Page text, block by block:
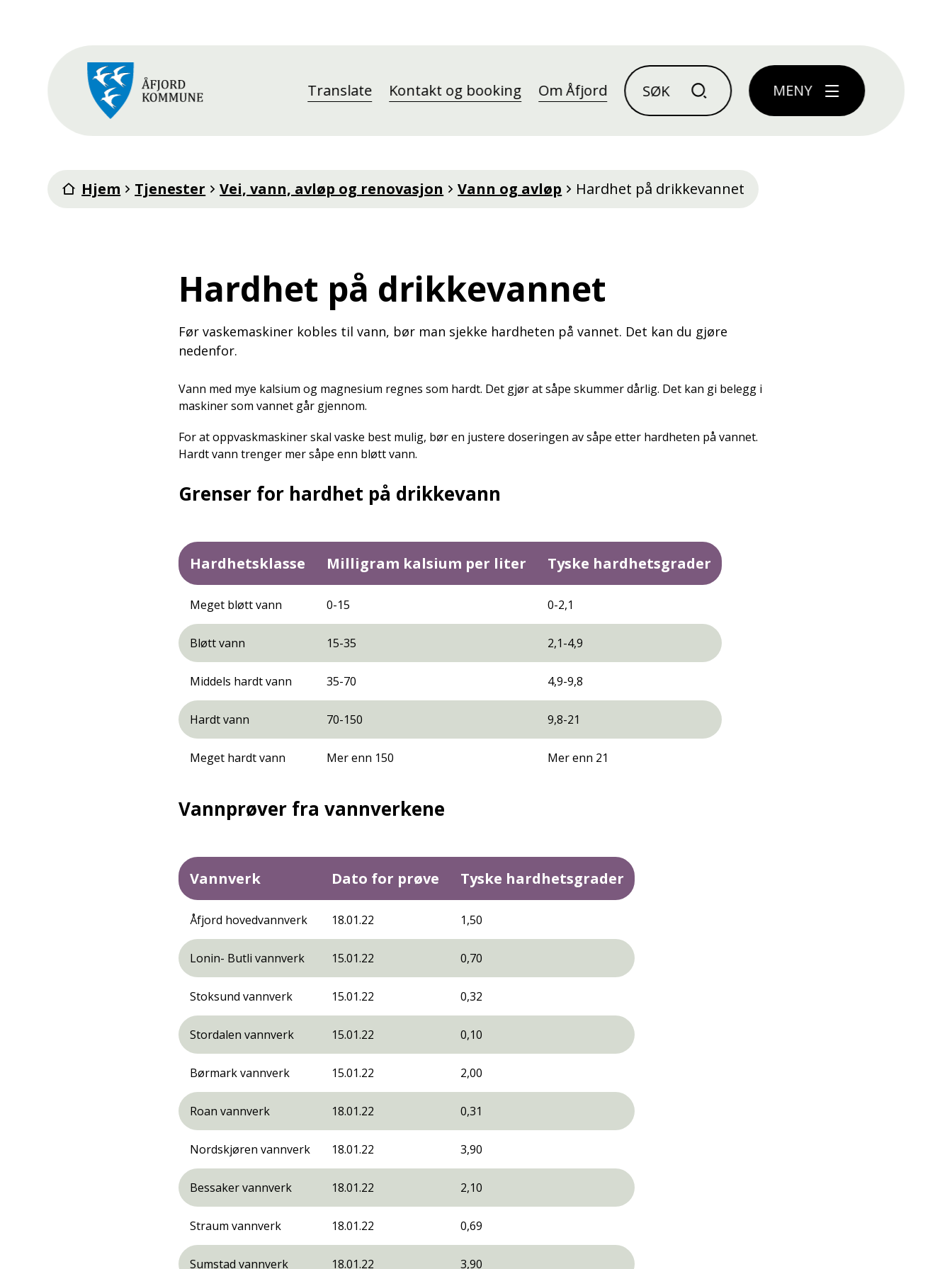
Translate Kontakt og booking Om Åfjord MENY
Hjem Tjenester Vei, vann, avløp og renovasjon Vann og avløp Hardhet på drikkevannet
Hardhet på drikkevannet
Før vaskemaskiner kobles til vann, bør man sjekke hardheten på vannet. Det kan du gjøre
nedenfor.
Vann med mye kalsium og magnesium regnes som hardt. Det gjør at såpe skummer dårlig. Det kan gi belegg i
maskiner som vannet går gjennom.
For at oppvaskmaskiner skal vaske best mulig, bør en justere doseringen av såpe etter hardheten på vannet.
Hardt vann trenger mer såpe enn bløtt vann.
Grenser for hardhet på drikkevann
Hardhetsklasse Milligram kalsium per liter Tyske hardhetsgrader
Meget bløtt vann 0-15 0-2,1
Bløtt vann 15-35 2,1-4,9
Middels hardt vann 35-70 4,9-9,8
Hardt vann 70-150 9,8-21
Meget hardt vann Mer enn 150 Mer enn 21
Vannprøver fra vannverkene
Vannverk Dato for prøve Tyske hardhetsgrader
Åfjord hovedvannverk 18.01.22 1,50
Lonin- Butli vannverk 15.01.22 0,70
Stoksund vannverk 15.01.22 0,32
Stordalen vannverk 15.01.22 0,10
Børmark vannverk 15.01.22 2,00
Roan vannverk 18.01.22 0,31
Nordskjøren vannverk 18.01.22 3,90
Bessaker vannverk 18.01.22 2,10
Straum vannverk 18.01.22 0,69
Sumstad vannverk 18.01.22 3,90